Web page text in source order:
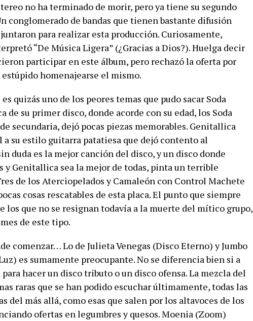
no ha terminado de morir, pero ya tiene su segundo
conglomerado de bandas que tienen bastante difusión
para realizar esta producción. Curiosamente,
“De Música Ligera” (¿Gracias a Dios?). Huelga decir
participar en este álbum, pero rechazó la oferta por
homenajearse el mismo.
quizás uno de los peores temas que pudo sacar Soda
de su primer disco, donde acorde con su edad, los Soda
secundaria, dejó pocas piezas memorables. Genitallica
su estilo guitarra patatiesa que dejó contento al
duda es la mejor canción del disco, y un disco donde
y Genitallica sea la mejor de todas, pinta un terrible
de los Aterciopelados y Camaleón con Control Machete
cosas rescatables de esta placa. El punto que siempre
los que no se resignan todavía a la muerte del mítico grupo,
de este tipo.
comenzar… Lo de Julieta Venegas (Disco Eterno) y Jumbo
es sumamente preocupante. No se diferencia bien si a
hacer un disco tributo o un disco ofensa. La mezcla del
raras que se han podido escuchar últimamente, todas las
del más allá, como esas que salen por los altavoces de los
ofertas en legumbres y quesos. Moenia (Zoom)